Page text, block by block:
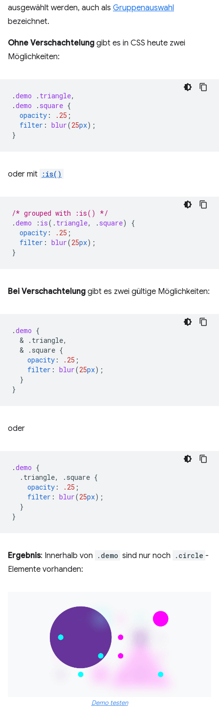
ausgewählt werden, auch als Gruppenauswahl
bezeichnet.
Ohne Verschachtelung gibt es in CSS heute zwei
Möglichkeiten:
.demo . triangle,
.demo . square {
opacity : .25 ;
filter : blur(25px);
}
oder mit :is()
/* grouped with :is() */
.demo : is( . triangle, . square)
{
opacity : .25 ;
filter : blur(25px);
}
Bei Verschachtelung gibt es zwei gültige Möglichkeiten:
.demo {
  &
.triangle,
  &
.square {
opacity : .25 ;
filter : blur(25px);
}
}
oder
.demo {
.triangle,
.square {
opacity : .25 ;
filter : blur(25px);
}
}
Ergebnis: Innerhalb von .demo sind nur noch .circle -
Elemente vorhanden:
Demo testen